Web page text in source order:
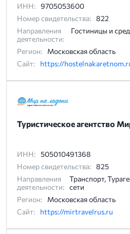
ИНН: 9705053600
Номер свидетельства: 822
Направления
деятельности:
Гостиницы и
Регион:
Московская область
Сайт:
https://
Туристическое агентство
ИНН: 505010491368
Номер свидетельства: 825
Направления
деятельности:
Транспорт,
сети
Регион:
Московская область
Сайт:
https://mirtravelrus.ru